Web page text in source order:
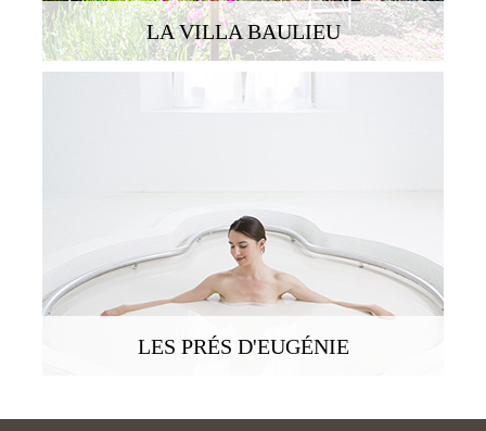
OUR TEAM
FRENCH PRESS
INTERNATIONAL PRESS
LA VILLA BAULIEU
LES PRÉS D'EUGÉNIE